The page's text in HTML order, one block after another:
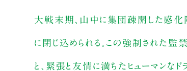
大戦末期、山中に集団疎開した感化
に閉じ込められる。この強制された
と、緊張と友情に満ちたヒューマンな